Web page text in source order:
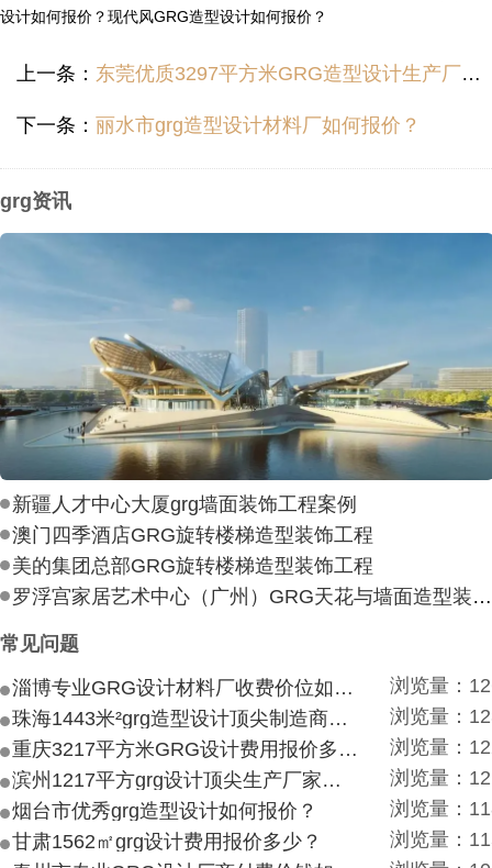
设计如何报价？现代风GRG造型设计如何报价？
上一条： 东莞优质3297平方米GRG造型设计生产厂家收费多少？
下一条： 丽水市grg造型设计材料厂如何报价？
grg资讯
新疆人才中心大厦grg墙面装饰工程案例
澳门四季酒店GRG旋转楼梯造型装饰工程
美的集团总部GRG旋转楼梯造型装饰工程
罗浮宫家居艺术中心（广州）GRG天花与墙面造型装饰工程
常见问题
淄博专业GRG设计材料厂收费价位如何？
浏览量：
珠海1443米²grg造型设计顶尖制造商付费付费多少？
浏览量：
重庆3217平方米GRG设计费用报价多少？
浏览量：
滨州1217平方grg设计顶尖生产厂家价目如何？
浏览量：
烟台市优秀grg造型设计如何报价？
浏览量：
甘肃1562㎡grg设计费用报价多少？
浏览量：